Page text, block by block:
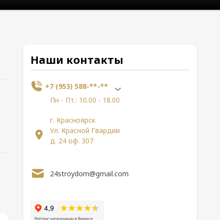
Наши контакты
+7 (953) 588-**-**
Пн - Пт.: 10.00 - 18.00
г. Красноярск
Ул. Красной Гвардии
д. 24 оф. 307
24stroydom@gmail.com